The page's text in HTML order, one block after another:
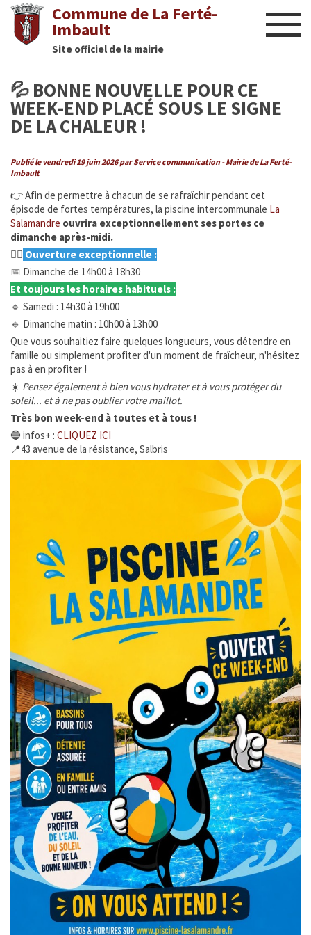
Commune de La Ferté-
Imbault
Site officiel de la mairie
Actualités
Nous contacter
Diaporama
Culture
Manifestations
Mairie
Enfance Jeunesse et Famille
Tourisme et Culture
Ça s'est passé à la Ferté
INFOS ÉPIZOOTIES
CATNAT - Sécheresse
URBANISME
ÉTAT CIVIL
SERVICE PUBLIC
MÉTÉO France
CHASSE ET PÊCHE
LOGEMENT
COMMUNAUTÉ DE COMMUNES
JUMELAGE
INFO ENEDIS
MES INFOS ÉLECTORALES
CONSEIL MUNICIPAL
💦 BONNE NOUVELLE POUR CE
WEEK-END PLACÉ SOUS LE SIGNE
DE LA CHALEUR !
Publié le vendredi 19 juin 2026 par Service communication - Mairie de La Ferté-
Imbault
👉 Afin de permettre à chacun de se rafraîchir pendant cet
épisode de fortes températures, la piscine intercommunale La
Salamandre ouvrira exceptionnellement ses portes ce
dimanche après-midi.
🏊‍♂️ Ouverture exceptionnelle :
📅 Dimanche de 14h00 à 18h30
Et toujours les horaires habituels :
🔹 Samedi : 14h30 à 19h00
🔹 Dimanche matin : 10h00 à 13h00
Que vous souhaitiez faire quelques longueurs, vous détendre en
famille ou simplement profiter d'un moment de fraîcheur, n'hésitez
pas à en profiter !
☀️ Pensez également à bien vous hydrater et à vous protéger du
soleil... et à ne pas oublier votre maillot.
Très bon week-end à toutes et à tous !
🔵 infos+ : CLIQUEZ ICI
📍43 avenue de la résistance, Salbris